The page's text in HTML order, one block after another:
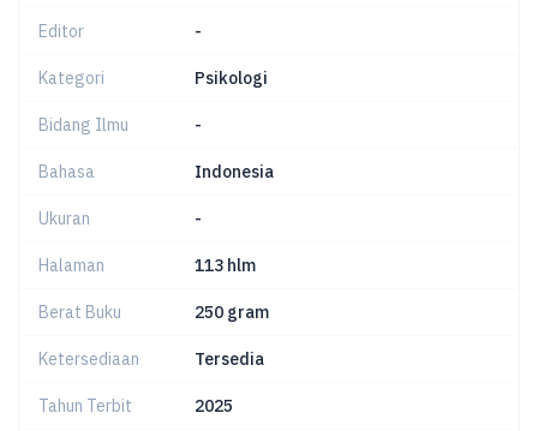
Editor -
Kategori Psikologi
Bidang Ilmu -
Bahasa Indonesia
Ukuran -
Halaman 113 hlm
Berat Buku 250 gram
Ketersediaan Tersedia
Tahun Terbit 2025